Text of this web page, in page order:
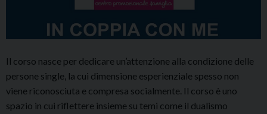
Il corso nasce per dedicare un’attenzione alla condizione delle
persone single, la cui dimensione esperienziale spesso non
viene riconosciuta e compresa socialmente. Il corso è uno
spazio in cui riflettere insieme su temi come il dualismo